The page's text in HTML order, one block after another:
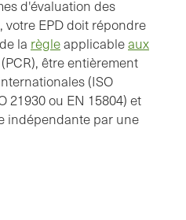
d'évaluation des
EPD doit répondre
la règleapplicableaux
(PCR), être entièrement
(ISO
21930 ou EN 15804) et
indépendante par une